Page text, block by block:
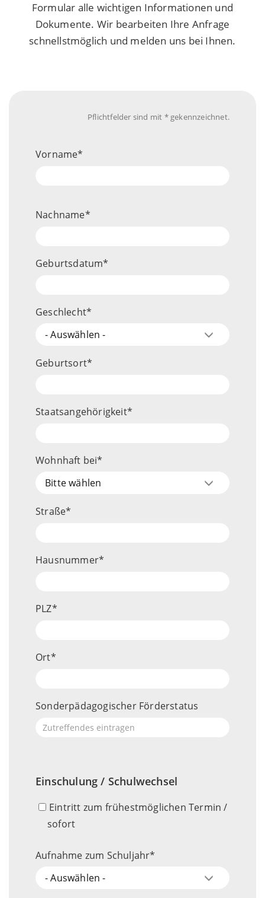
Formular alle wichtigen Informationen und
Dokumente. Wir bearbeiten Ihre Anfrage
schnellstmöglich und melden uns bei Ihnen.
Pflichtfelder sind mit * gekennzeichnet.
Schüler/-
in
Vorname
Nachname
Geburtsdatum
Geschlecht
- Auswählen -
Geburtsort
Staatsangehörigkeit
Wohnhaft
Wohnhaft bei
Bitte wählen
Straße
Hausnummer
PLZ
Ort
Sonderpädagogischer Förderstatus
Einschulung / Schulwechsel
Eintritt zum frühestmöglichen Termin /
sofort
Aufnahme zum Schuljahr
- Auswählen -